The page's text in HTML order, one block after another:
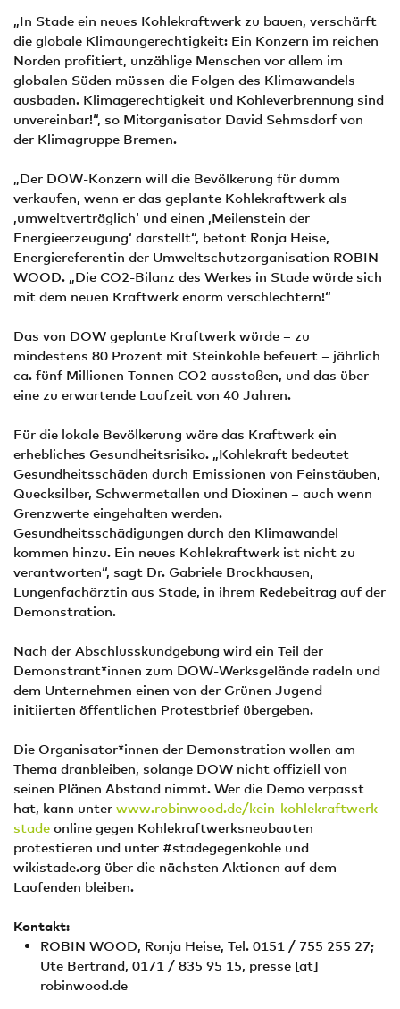
„In Stade ein neues Kohlekraftwerk zu bauen, verschärft
die globale Klimaungerechtigkeit: Ein Konzern im reichen
Norden profitiert, unzählige Menschen vor allem im
globalen Süden müssen die Folgen des Klimawandels
ausbaden. Klimagerechtigkeit und Kohleverbrennung sind
unvereinbar!“, so Mitorganisator David Sehmsdorf von
der Klimagruppe Bremen.
„Der DOW-Konzern will die Bevölkerung für dumm
verkaufen, wenn er das geplante Kohlekraftwerk als
‚umweltverträglich‘ und einen ‚Meilenstein der
Energieerzeugung‘ darstellt“, betont Ronja Heise,
Energiereferentin der Umweltschutzorganisation ROBIN
WOOD. „Die CO2-Bilanz des Werkes in Stade würde sich
mit dem neuen Kraftwerk enorm verschlechtern!“
Das von DOW geplante Kraftwerk würde – zu
mindestens 80 Prozent mit Steinkohle befeuert – jährlich
ca. fünf Millionen Tonnen CO2 ausstoßen, und das über
eine zu erwartende Laufzeit von 40 Jahren.
Für die lokale Bevölkerung wäre das Kraftwerk ein
erhebliches Gesundheitsrisiko. „Kohlekraft bedeutet
Gesundheitsschäden durch Emissionen von Feinstäuben,
Quecksilber, Schwermetallen und Dioxinen – auch wenn
Grenzwerte eingehalten werden.
Gesundheitsschädigungen durch den Klimawandel
kommen hinzu. Ein neues Kohlekraftwerk ist nicht zu
verantworten“, sagt Dr. Gabriele Brockhausen,
Lungenfachärztin aus Stade, in ihrem Redebeitrag auf der
Demonstration.
Nach der Abschlusskundgebung wird ein Teil der
Demonstrant*innen zum DOW-Werksgelände radeln und
dem Unternehmen einen von der Grünen Jugend
initiierten öffentlichen Protestbrief übergeben.
Die Organisator*innen der Demonstration wollen am
Thema dranbleiben, solange DOW nicht offiziell von
seinen Plänen Abstand nimmt. Wer die Demo verpasst
hat, kann unter www.robinwood.de/kein-kohlekraftwerk-
stade online gegen Kohlekraftwerksneubauten
protestieren und unter #stadegegenkohle und
wikistade.org über die nächsten Aktionen auf dem
Laufenden bleiben.
Kontakt:
ROBIN WOOD, Ronja Heise, Tel. 0151 / 755 255 27;
Ute Bertrand, 0171 / 835 95 15, presse [at]
robinwood.de